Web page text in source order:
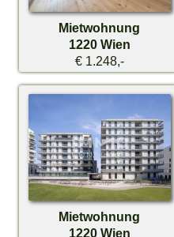
Mietwohnung
1220 Wien
€ 1.248,-
Mietwohnung
1220 Wien